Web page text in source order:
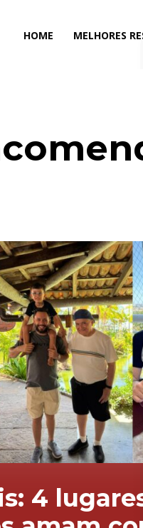
HOME MELHORES
4